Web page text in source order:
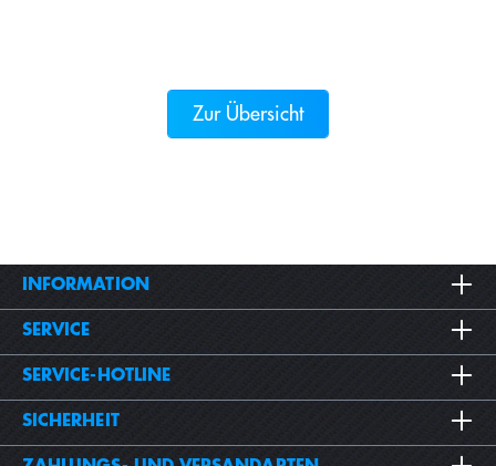
Zur Übersicht
INFORMATION
SERVICE
SERVICE-HOTLINE
SICHERHEIT